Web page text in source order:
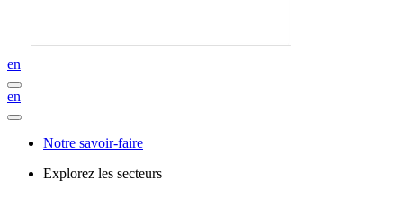
en
en
Notre savoir-faire
Explorez les secteurs